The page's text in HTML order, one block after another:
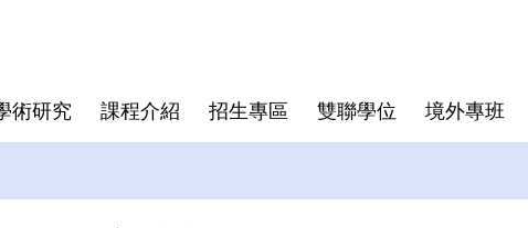
術研究 課程介紹 招生專區 雙聯學位 境外專班